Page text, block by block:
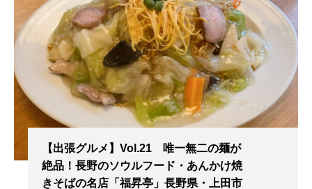
【出張グルメ】Vol.21 唯一無二の麺が
絶品！長野のソウルフード・あんかけ焼
きそばの名店「福昇亭」長野県・上田市